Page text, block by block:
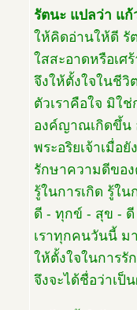
รัตนะ แปลว่า แก้
ให้คิดอ่านให้ดี รัต
ใสสะอาดหรือเศ
จึงให้ตั้งใจในชีวิ
ตัวเราคือใจ มิใ
องค์ญาณเกิดขึ้น
พระอริยเจ้าเมื่อ
รักษาความดีขอ
รู้ในการเกิด รู้ใ
ดี - ทุกข์ - สุข - ดี
เราทุกคนวันนี้ ม
ให้ตั้งใจในการรั
จึงจะได้ชื่อว่าเป็